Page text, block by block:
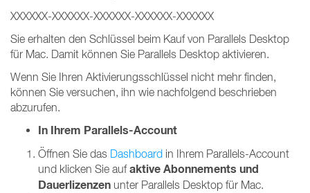
XXXXXX-XXXXXX-XXXXXX-XXXXXX-XXXXXX
Sie erhalten den Schlüssel beim Kauf von Parallels Desktop
für Mac. Damit können Sie Parallels Desktop aktivieren.
Wenn Sie Ihren Aktivierungsschlüssel nicht mehr finden,
können Sie versuchen, ihn wie nachfolgend beschrieben
abzurufen.
In Ihrem Parallels-Account
Öffnen Sie das Dashboard in Ihrem Parallels-Account
und klicken Sie aufaktive Abonnements und
Dauerlizenzen unter Parallels Desktop für Mac.